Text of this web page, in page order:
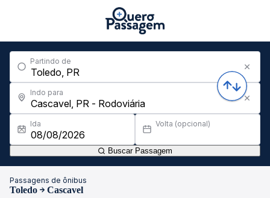
Partindo de
Indo para
Ida Volta (opcional)
Buscar Passagem
Passagens de ônibus
Toledo Cascavel